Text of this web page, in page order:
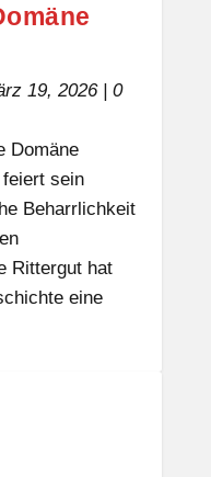
19, 2026| 0
Domäne
sein
Beharrlichkeit
Rittergut hat
eine